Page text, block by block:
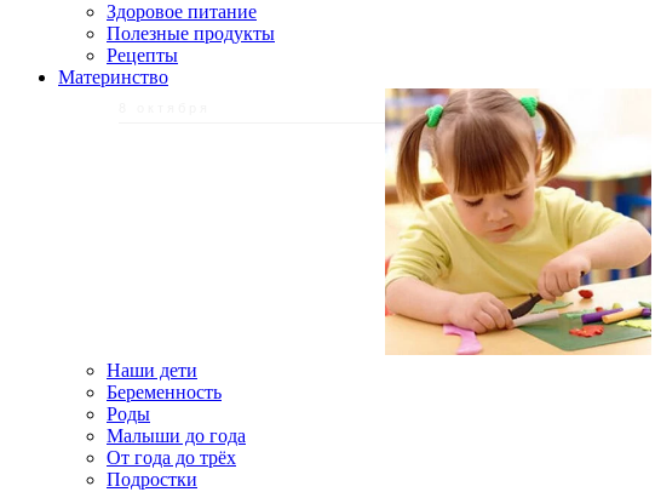
Здоровое питание
Полезные продукты
Рецепты
Материнство
Наши дети
Беременность
Роды
Малыши до года
От года до трёх
Подростки